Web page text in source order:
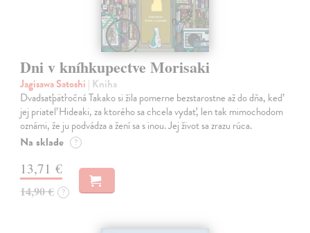
Dni v kníhkupectve Morisaki
Jagisawa Satoshi | Kniha
Dvadsaťpäťročná Takako si žila pomerne bezstarostne až do dňa, keď
jej priateľ Hideaki, za ktorého sa chcela vydať, len tak mimochodom
oznámi, že ju podvádza a žení sa s inou. Jej život sa zrazu rúca.
Na sklade ?
13,71 €
14,90 € ?